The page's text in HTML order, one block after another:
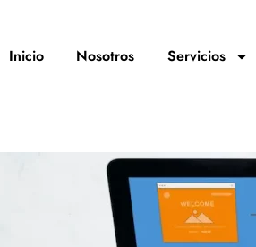
Inicio Nosotros Servicios